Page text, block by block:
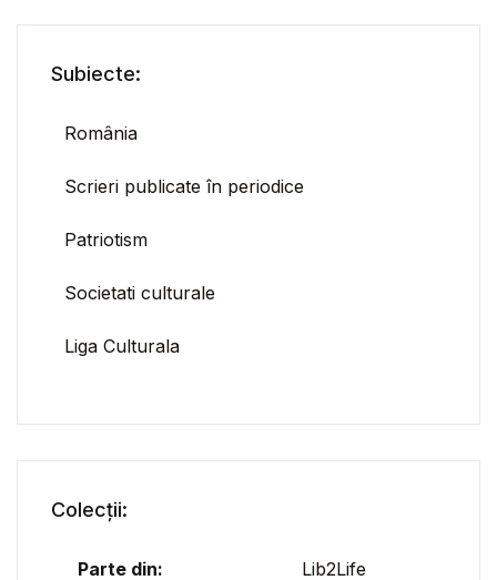
Subiecte:
România
Scrieri publicate în periodice
Patriotism
Societati culturale
Liga Culturala
Colecții:
Parte din: Lib2Life